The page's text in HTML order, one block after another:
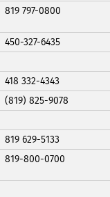
819 797-0800
450-327-6435
418 332-4343
(819) 825-9078
819 629-5133
819-800-0700